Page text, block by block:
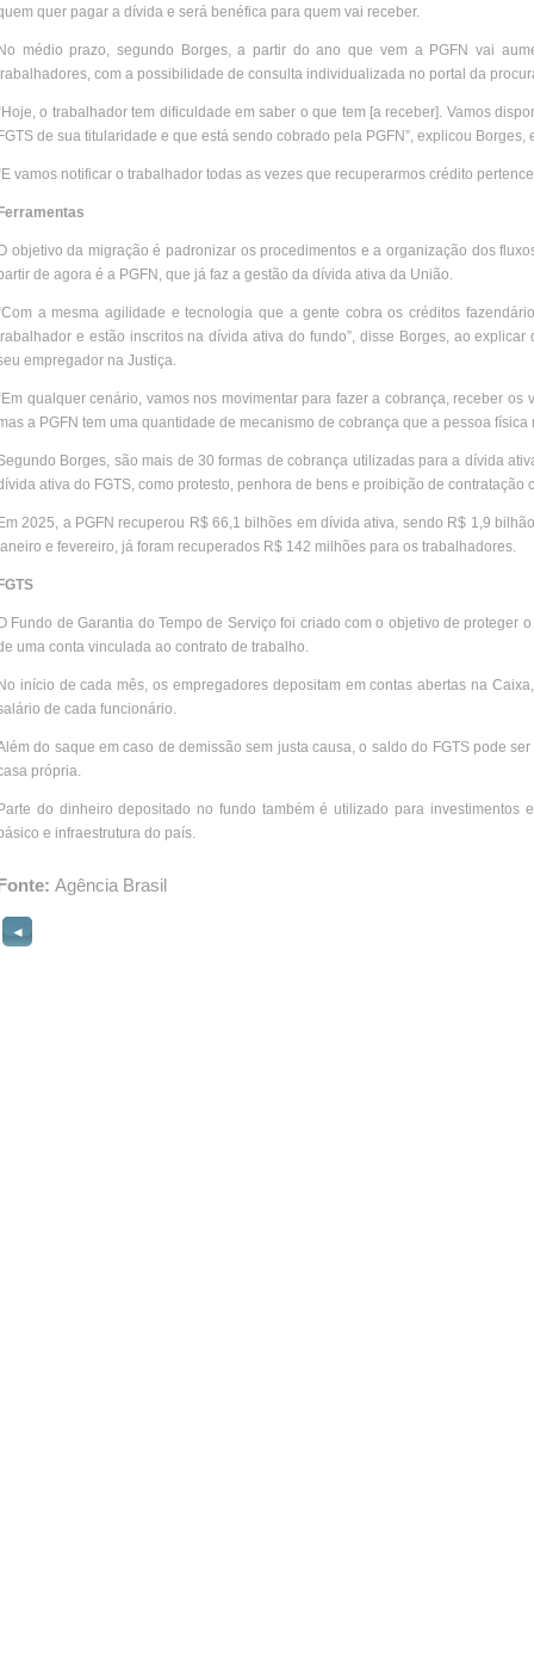
quer pagar a dívida e será benéfica para quem vai receber.
médio prazo, segundo Borges, a partir do ano que vem a PGFN vai
com a possibilidade de consulta individualizada no portal da
o trabalhador tem dificuldade em saber o que tem [a receber]. Vamos
de sua titularidade e que está sendo cobrado pela PGFN”, explicou
vamos notificar o trabalhador todas as vezes que recuperarmos crédito
objetivo da migração é padronizar os procedimentos e a organização dos
de agora é a PGFN, que já faz a gestão da dívida ativa da União.
a mesma agilidade e tecnologia que a gente cobra os créditos
e estão inscritos na dívida ativa do fundo”, disse Borges, ao
empregador na Justiça.
qualquer cenário, vamos nos movimentar para fazer a cobrança, receber
a PGFN tem uma quantidade de mecanismo de cobrança que a pessoa física
Borges, são mais de 30 formas de cobrança utilizadas para a dívida
ativa do FGTS, como protesto, penhora de bens e proibição de contratação
2025, a PGFN recuperou R$ 66,1 bilhões em dívida ativa, sendo R$ 1,9
e fevereiro, já foram recuperados R$ 142 milhões para os trabalhadores.
Fundo de Garantia do Tempo de Serviço foi criado com o objetivo de proteger
uma conta vinculada ao contrato de trabalho.
início de cada mês, os empregadores depositam em contas abertas na
de cada funcionário.
do saque em caso de demissão sem justa causa, o saldo do FGTS pode
própria.
do dinheiro depositado no fundo também é utilizado para investimentos
e infraestrutura do país.
Agência Brasil
◄